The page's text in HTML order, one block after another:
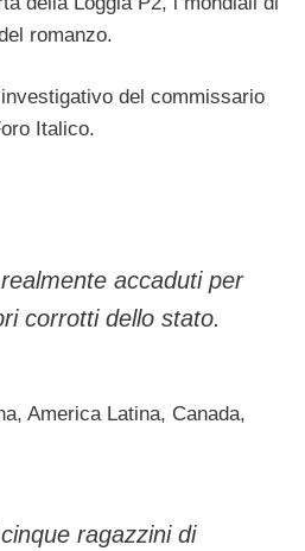
romanzo.
del commissario
Italico.
accaduti per
corrotti dello stato.
America Latina, Canada,
ragazzini di